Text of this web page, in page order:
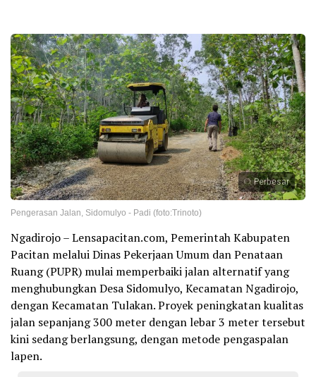
Perbesar
Pengerasan Jalan, Sidomulyo - Padi (foto:Trinoto)
Ngadirojo – Lensapacitan.com, Pemerintah Kabupaten
Pacitan melalui Dinas Pekerjaan Umum dan Penataan
Ruang (PUPR) mulai memperbaiki jalan alternatif yang
menghubungkan Desa Sidomulyo, Kecamatan Ngadirojo,
dengan Kecamatan Tulakan. Proyek peningkatan kualitas
jalan sepanjang 300 meter dengan lebar 3 meter tersebut
kini sedang berlangsung, dengan metode pengaspalan
lapen.